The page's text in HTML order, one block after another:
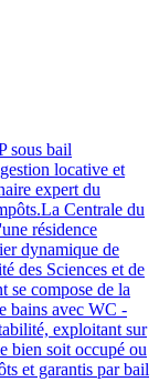
sous bail
locative et
expert du
Centrale du
résidence
dynamique de
des Sciences et de
se compose de la
bains avec WC -
exploitant sur
soit occupé ou
et garantis par bail